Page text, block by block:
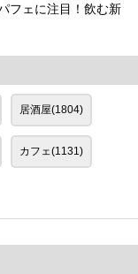
フェに注目！飲む新
居酒屋(1804)
カフェ(1131)